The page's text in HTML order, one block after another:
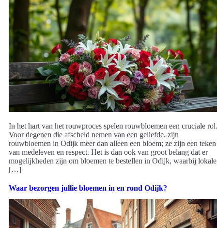
In het hart van het rouwproces spelen rouwbloemen een cruciale rol.
Voor degenen die afscheid nemen van een geliefde, zijn
rouwbloemen in Odijk meer dan alleen een bloem; ze zijn een teken
van medeleven en respect. Het is dan ook van groot belang dat er
mogelijkheden zijn om bloemen te bestellen in Odijk, waarbij lokale
[…]
Waar bezorgen jullie bloemen in en rond Odijk?